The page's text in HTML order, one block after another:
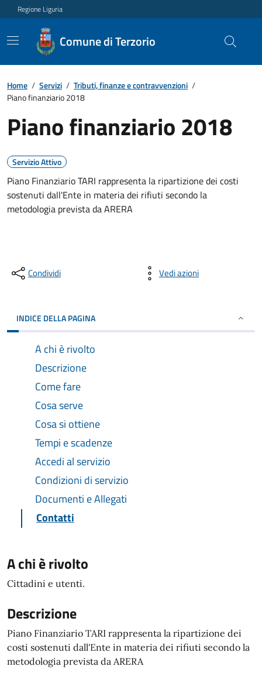
Regione Liguria
Comune di Terzorio
Home / Servizi / Tributi, finanze e contravvenzioni /
Piano finanziario 2018
Piano finanziario 2018
Servizio Attivo
Piano Finanziario TARI rappresenta la ripartizione dei costi
sostenuti dall'Ente in materia dei rifiuti secondo la
metodologia prevista da ARERA
Condividi Vedi azioni
INDICE DELLA PAGINA
A chi è rivolto
Descrizione
Come fare
Cosa serve
Cosa si ottiene
Tempi e scadenze
Accedi al servizio
Condizioni di servizio
Documenti e Allegati
Contatti
A chi è rivolto
Cittadini e utenti.
Descrizione
Piano Finanziario TARI rappresenta la ripartizione dei
costi sostenuti dall'Ente in materia dei rifiuti secondo la
metodologia prevista da ARERA